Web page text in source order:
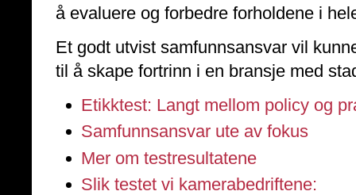
å evaluere og forbedre forholdene i
Et godt utvist samfunnsansvar vil
til å skape fortrinn i en bransje med
Etikktest: Langt mellom policy og
Samfunnsansvar ute av fokus
Mer om testresultatene
Slik testet vi kamerabedriftene: